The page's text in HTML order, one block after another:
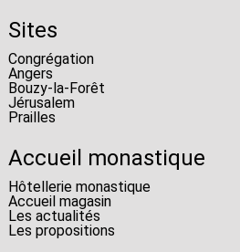
Sites
Congrégation
Angers
Bouzy-la-Forêt
Jérusalem
Prailles
Accueil monastique
Hôtellerie monastique
Accueil magasin
Les actualités
Les propositions